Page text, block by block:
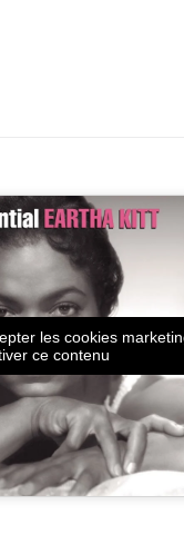
les cookies
ce contenu